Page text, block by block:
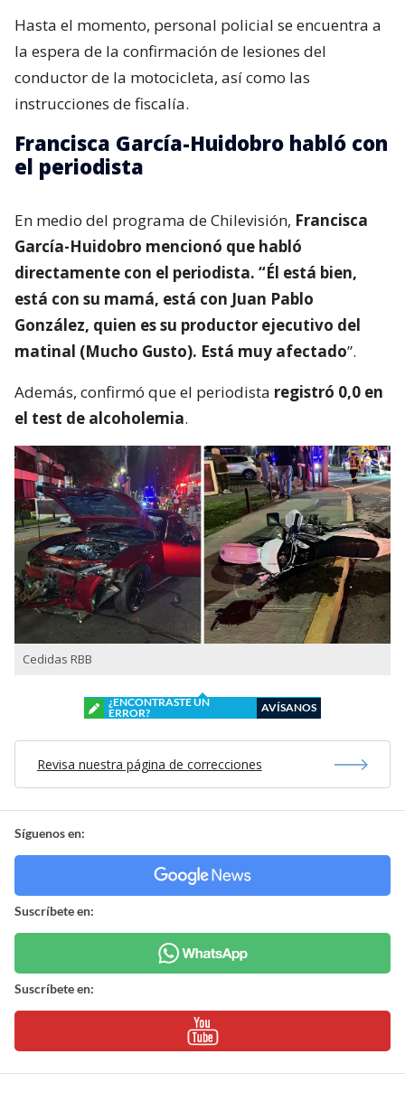
Hasta el momento, personal policial se encuentra a
la espera de la confirmación de lesiones del
conductor de la motocicleta, así como las
instrucciones de fiscalía.
Francisca García-Huidobro habló con
el periodista
En medio del programa de Chilevisión, Francisca
García-Huidobro mencionó que habló
directamente con el periodista. “Él está bien,
está con su mamá, está con Juan Pablo
González, quien es su productor ejecutivo del
matinal (Mucho Gusto). Está muy afectado”.
Además, confirmó que el periodista registró 0,0 en
el test de alcoholemia.
Cedidas RBB
¿ENCONTRASTE UN
ERROR?
AVÍSANOS
Revisa nuestra página de correcciones
Síguenos en:
Suscríbete en:
Suscríbete en: